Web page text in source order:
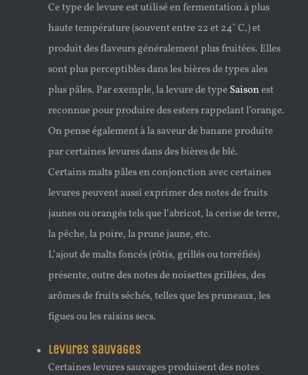
Ce type de levure est utilisé en fermentation à plus
haute température (souvent entre 22 et 24˚ C.) et
produit des flaveurs généralement plus fruitées. Elles
sont plus perceptibles dans les bières de types ales
plus pâles. Par exemple, la levure de typeSaisonest
reconnue pour produire des esters rappelant l’orange.
On pense également à la saveur de banane produite
par certaines levures dans des bières de blé.
Certains malts pâles en conjonction avec certaines
levures peuvent aussi exprimer des notes de fruits
jaunes ou orangés tels que l’abricot, la cerise de terre,
la pêche, la poire, la prune jaune, etc.
L’ajout de malts foncés (rôtis, grillés ou torréfiés)
présente, outre des notes de noisettes grillées, des
arômes de fruits séchés, telles que les pruneaux, les
figues ou les raisins secs.
Levures sauvages
Certaines levures sauvages produisent des notes